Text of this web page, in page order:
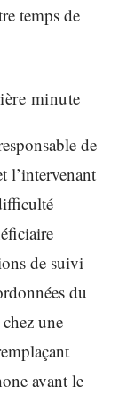
temps de
minute
de
l’intervenant
de suivi
du
une
avant le